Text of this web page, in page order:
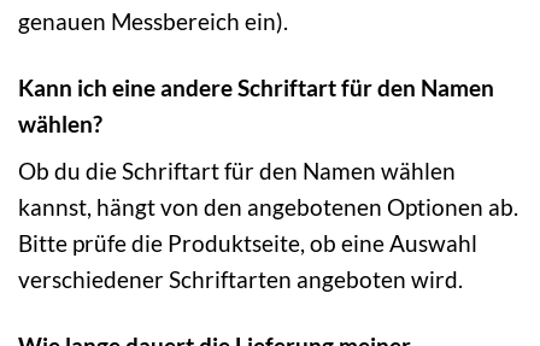
genauen Messbereich ein).
Kann ich eine andere Schriftart für den Namen
wählen?
Ob du die Schriftart für den Namen wählen
kannst, hängt von den angebotenen Optionen ab.
Bitte prüfe die Produktseite, ob eine Auswahl
verschiedener Schriftarten angeboten wird.